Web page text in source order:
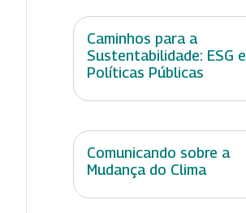
Caminhos para a
Sustentabilidade: ESG e
Políticas Públicas
Comunicando sobre a
Mudança do Clima